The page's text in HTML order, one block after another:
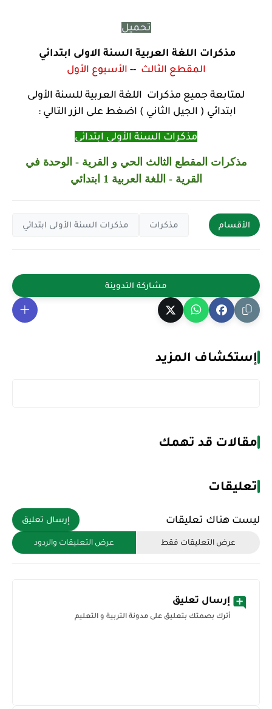
تحميل
مذكرات اللغة العربية السنة الاولى ابتدائي
المقطع الثالث -- الأسبوع الأول
لمتابعة جميع مذكرات اللغة العربية للسنة الأولى
ابتدائي ( الجيل الثاني ) اضغط على الزر التالي :
مذكرات السنة الأولى ابتدائي
مذكرات المقطع الثالث الحي و القرية - الوحدة في
القرية - اللغة العربية 1 ابتدائي
الأقسام مذكرات مذكرات السنة الأولى ابتدائي
إستكشاف المزيد
مقالات قد تهمك
تعليقات
ليست هناك تعليقات إرسال تعليق
عرض التعليقات فقط عرض التعليقات والردود
إرسال تعليق
أترك بصمتك بتعليق على مدونة التربية و التعليم